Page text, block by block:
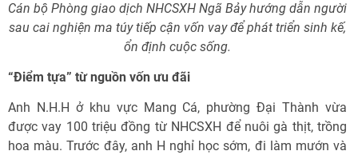
Cán bộ Phòng giao dịch NHCSXH Ngã Bảy hướng dẫn người
sau cai nghiện ma túy tiếp cận vốn vay để phát triển sinh kế,
ổn định cuộc sống.
“Điểm tựa” từ nguồn vốn ưu đãi
Anh N.H.H ở khu vực Mang Cá, phường Đại Thành vừa
được vay 100 triệu đồng từ NHCSXH để nuôi gà thịt, trồng
hoa màu. Trước đây, anh H nghỉ học sớm, đi làm mướn và